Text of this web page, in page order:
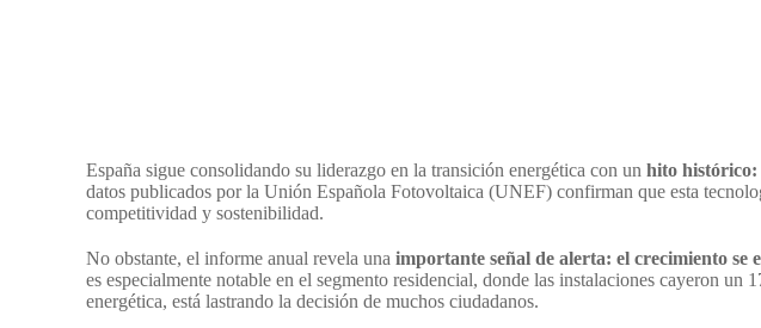
España sigue consolidando su liderazgo en la transición energética con un hito histórico:
datos publicados por la Unión Española Fotovoltaica (UNEF) confirman que esta
competitividad y sostenibilidad.
No obstante, el informe anual revela una importante señal de alerta: el crecimiento se
es especialmente notable en el segmento residencial, donde las instalaciones cayeron un
energética, está lastrando la decisión de muchos ciudadanos.